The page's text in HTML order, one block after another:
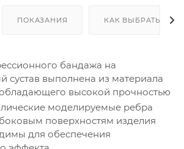
ПОКАЗАНИЯ КАК ВЫБРАТЬ
бандажа на
сустав выполнена из материала
обладающего высокой прочностью
моделируемые ребра
поверхностям изделия
для обеспечения